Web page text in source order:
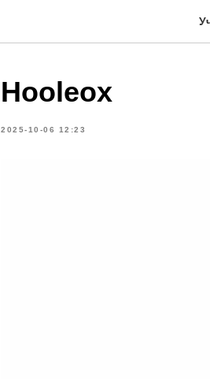
Hooleox
2025-10-06 12:23